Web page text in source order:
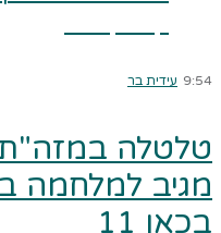
9:54 עידית בר
טלטלה
מגיב למלחמה
בכאן 11